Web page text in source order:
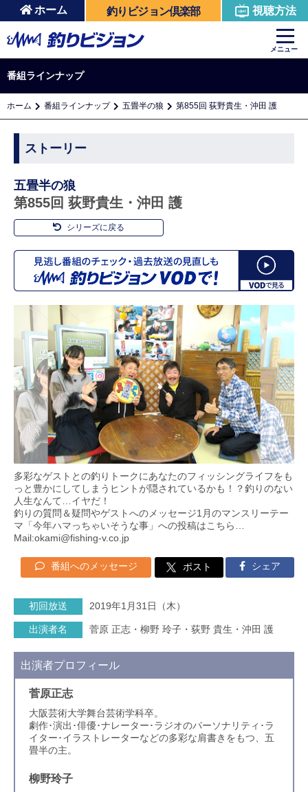
ホーム 釣りビジョン倶楽部 視聴方法
メニュー
番組ラインナップ
ホーム 番組ラインナップ 五畳半の狼 第855回 荻野貴生・沖田 護
ストーリー
五畳半の狼
第855回 荻野貴生・沖田 護
シリーズに戻る
多彩なゲストとの釣りトークにあなたのフィッシングライフをも
っと豊かにしてしまうヒントが隠されているかも！？釣りのない
人生なんて…イヤだ！
釣りの質問＆疑問やゲストへのメッセージ1月のマンスリーテー
マ「今年ハマっちゃいそうな事」への投稿はこちら…
Mail:okami@fishing-v.co.jp
番組へのメッセージ ポスト シェア
初回放送 2019年1月31日（木）
出演者名 菅原 正志・柳野 玲子・荻野 貴生・沖田 護
出演者プロフィール
菅原正志
大阪芸術大学舞台芸術学科卒。
劇作･演出･俳優･ナレーター･ラジオのパーソナリティ･ラ
イター･イラストレーターなどの多彩な肩書きをもつ、五
畳半の主。
柳野玲子